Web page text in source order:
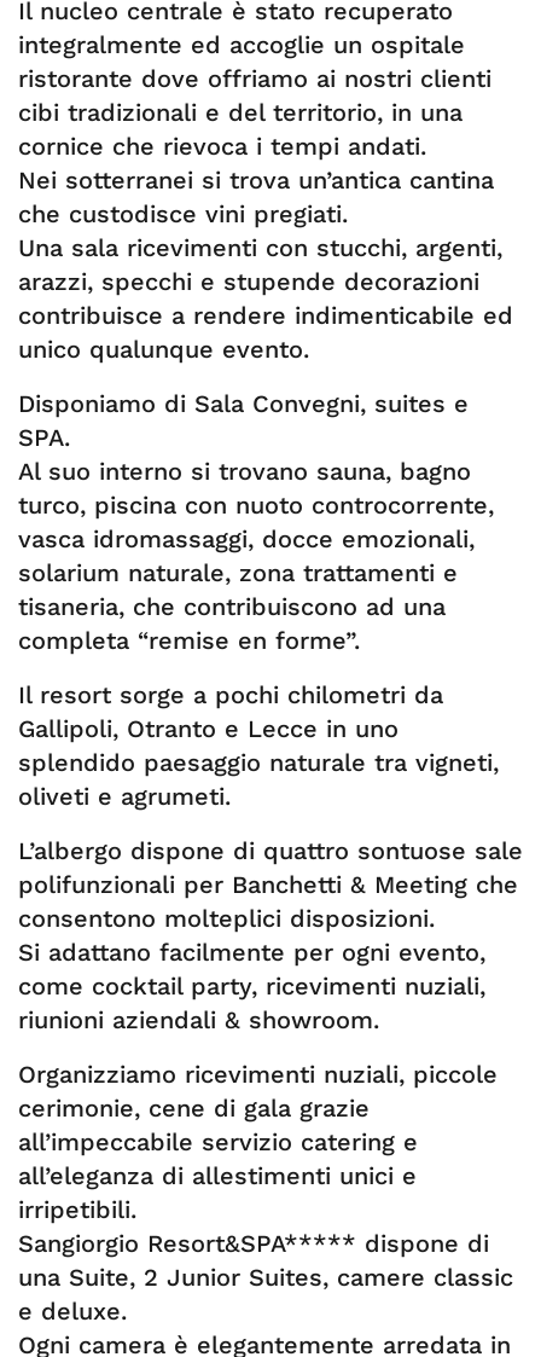
Il nucleo centrale è stato recuperato
integralmente ed accoglie un ospitale
ristorante dove offriamo ai nostri clienti
cibi tradizionali e del territorio, in una
cornice che rievoca i tempi andati.
Nei sotterranei si trova un’antica cantina
che custodisce vini pregiati.
Una sala ricevimenti con stucchi, argenti,
arazzi, specchi e stupende decorazioni
contribuisce a rendere indimenticabile ed
unico qualunque evento.
Disponiamo di Sala Convegni, suites e
SPA.
Al suo interno si trovano sauna, bagno
turco, piscina con nuoto controcorrente,
vasca idromassaggi, docce emozionali,
solarium naturale, zona trattamenti e
tisaneria, che contribuiscono ad una
completa “remise en forme”.
Il resort sorge a pochi chilometri da
Gallipoli, Otranto e Lecce in uno
splendido paesaggio naturale tra vigneti,
oliveti e agrumeti.
L’albergo dispone di quattro sontuose sale
polifunzionali per Banchetti & Meeting che
consentono molteplici disposizioni.
Si adattano facilmente per ogni evento,
come cocktail party, ricevimenti nuziali,
riunioni aziendali & showroom.
Organizziamo ricevimenti nuziali, piccole
cerimonie, cene di gala grazie
all’impeccabile servizio catering e
all’eleganza di allestimenti unici e
irripetibili.
Sangiorgio Resort&SPA***** dispone di
una Suite, 2 Junior Suites, camere classic
e deluxe.
Ogni camera è elegantemente arredata in